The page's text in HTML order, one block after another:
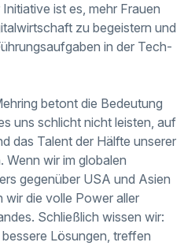
ist es, mehr Frauen
zu begeistern und
in der Tech-
betont die Bedeutung
uns schlicht nicht leisten, auf
das Talent der Hälfte unserer
wir im globalen
gegenüber USA und Asien
wir die volle Power aller
Schließlich wissen wir:
Lösungen, treffen